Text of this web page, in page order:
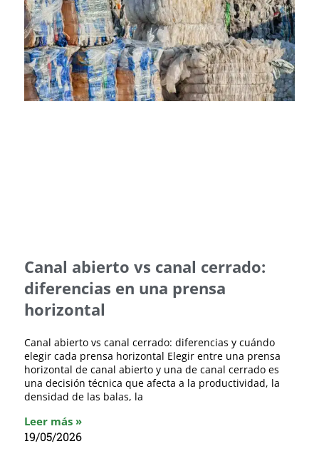
Canal abierto vs canal cerrado:
diferencias en una prensa
horizontal
Canal abierto vs canal cerrado: diferencias y cuándo
elegir cada prensa horizontal Elegir entre una prensa
horizontal de canal abierto y una de canal cerrado es
una decisión técnica que afecta a la productividad, la
densidad de las balas, la
Leer más »
19/05/2026